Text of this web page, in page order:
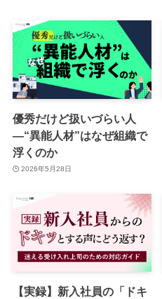
優秀だけど扱いづらい人
―“異能人材”はなぜ組織で
浮くのか
2026年5月28日
【実録】新入社員の「ドキ